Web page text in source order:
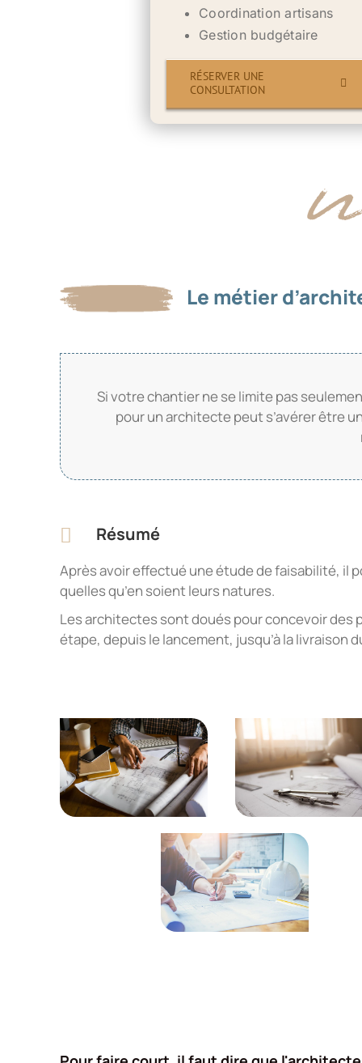
Coordination artisans
Gestion budgétaire
RÉSERVER UNE
CONSULTATION
Le métier
Si votre chantier ne se limite pas
pour un architecte peut s’avérer être
Résumé
Après avoir effectué une étude de faisabilité, il
quelles qu’en soient leurs natures.
Les architectes sont doués pour concevoir
étape, depuis le lancement, jusqu’à la livraison